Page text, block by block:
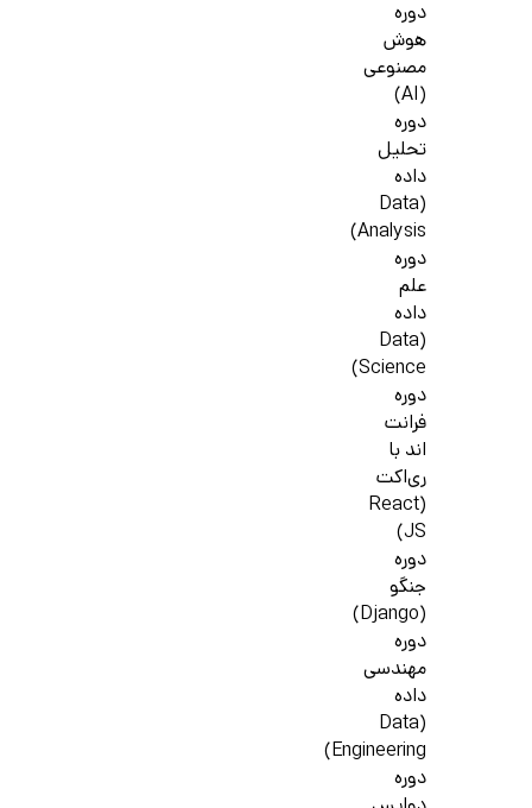
دوره
هوش
مصنوعی
(AI)
دوره
تحلیل
داده
(Data
Analysis)
دوره
علم
داده
(Data
Science)
دوره
فرانت
اند با
ری‌اکت
(React
JS)
دوره
جنگو
(Django)
دوره
مهندسی
داده
(Data
Engineering)
دوره